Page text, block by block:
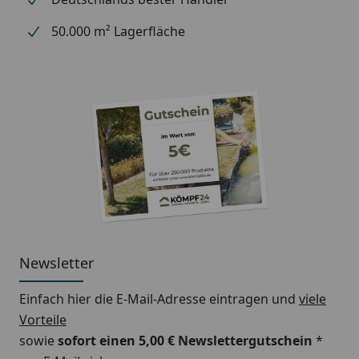
50.000 m² Lagerfläche
Newsletter
Einfach hier die E-Mail-Adresse eintragen und viele
Vorteile
sowiesofort einen 5,00 € Newslettergutschein *